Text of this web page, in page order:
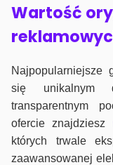
Wartość
Najpopularniejsze
się unikalnym
transparentnym
ofercie znajdziesz
których trwale
zaawansowanej